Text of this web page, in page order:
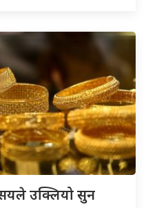
उक्लियो सुन